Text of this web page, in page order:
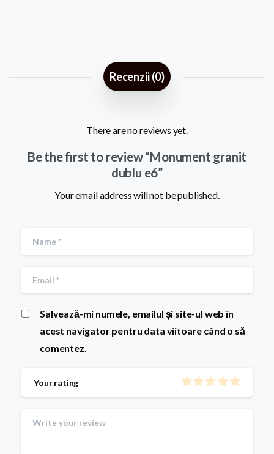
Recenzii (0)
There are no reviews yet.
Be the first to review “Monument granit
dublu e6”
Your email address will not be published.
Salvează-mi numele, emailul și site-ul web în
acest navigator pentru data viitoare când o să
comentez.
Your rating